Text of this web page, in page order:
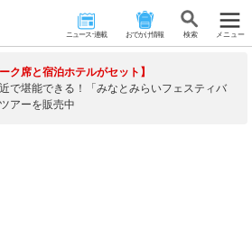
ニュース･連載 おでかけ情報 検 索 メニュー
ク席と宿泊ホテルがセット】
で堪能できる！「みなとみらいフェスティバ
アーを販売中